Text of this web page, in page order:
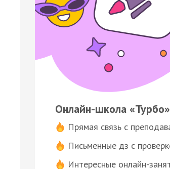
Онлайн-школа «Турбо»
Прямая связь с
Письменные дз с
Интересные онлайн-